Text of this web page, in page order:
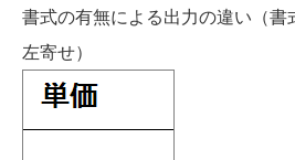
書式の有無による出力の違い（
左寄せ）